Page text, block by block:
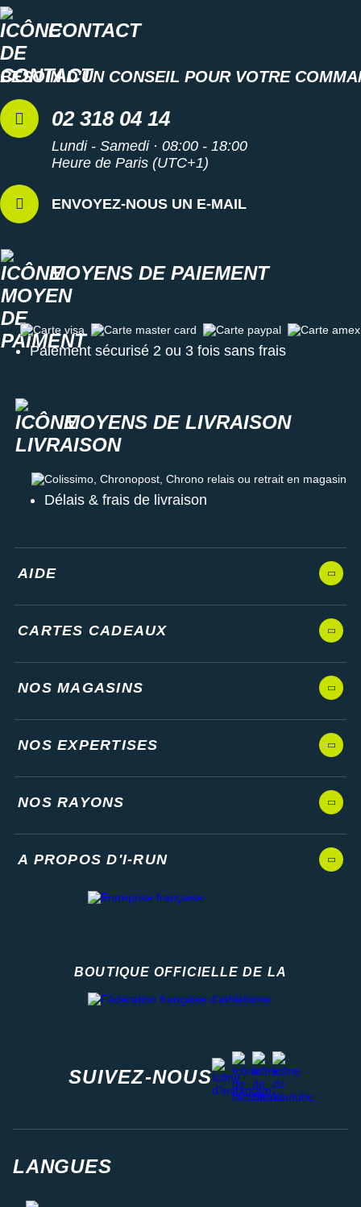
CONTACT
BESOIN D'UN CONSEIL POUR VOTRE
02 318 04 14
Lundi - Samedi · 08:00 - 18:00
Heure de Paris (UTC+1)
ENVOYEZ-NOUS UN E-MAIL
MOYENS DE PAIEMENT
Carte visa Carte master card Carte paypal Carte amex
Paiement sécurisé 2 ou 3 fois sans frais
MOYENS DE LIVRAISON
Colissimo, Chronopost, Chrono relais ou retrait en magasin
Délais & frais de livraison
AIDE
CARTES CADEAUX
NOS MAGASINS
NOS EXPERTISES
NOS RAYONS
A PROPOS D'I-RUN
BOUTIQUE OFFICIELLE DE LA
SUIVEZ-NOUS
instagram
facebook
stravayoutube
LANGUES